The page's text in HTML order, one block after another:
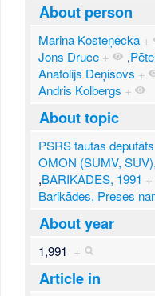
About person
Marina Kosteņecka +
Jons Druce + ,
Anatolijs Deņisovs +
Andris Kolbergs +
About topic
PSRS tautas deputāts
OMON (SUMV,
,BARIKĀDES, 1991 +
Barikādes, Preses
About year
1,991 +
Article in